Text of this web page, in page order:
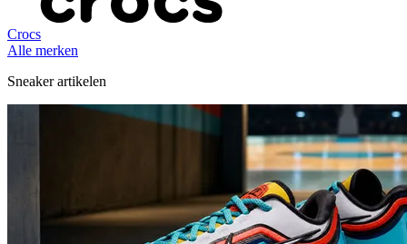
Crocs
Alle merken
Sneaker artikelen